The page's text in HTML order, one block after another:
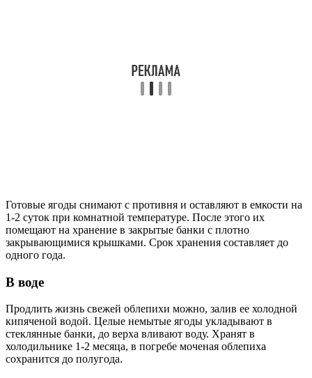
Готовые ягоды снимают с противня и оставляют в емкости на
1-2 суток при комнатной температуре. После этого их
помещают на хранение в закрытые банки с плотно
закрывающимися крышками. Срок хранения составляет до
одного года.
В воде
Продлить жизнь свежей облепихи можно, залив ее холодной
кипяченой водой. Целые немытые ягоды укладывают в
стеклянные банки, до верха вливают воду. Хранят в
холодильнике 1-2 месяца, в погребе моченая облепиха
сохранится до полугода.